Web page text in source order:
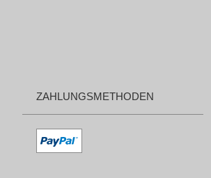
ZAHLUNGSMETHODEN